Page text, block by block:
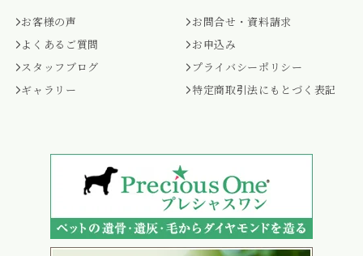
お客様の声
よくあるご質問
スタッフブログ
ギャラリー
お問合せ・資料請求
お申込み
プライバシーポリシー
特定商取引法にもとづく表記